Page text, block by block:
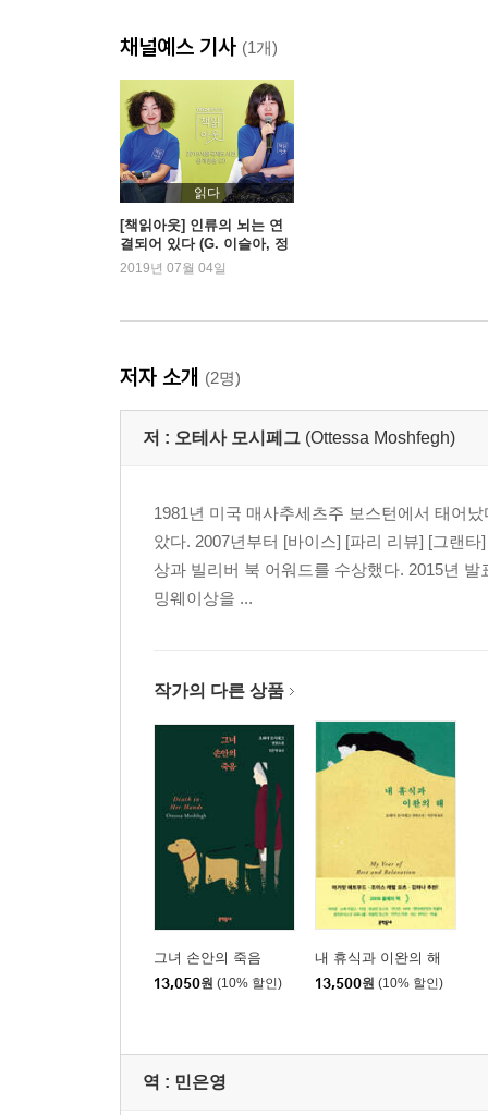
채널예스 기사 (1개)
읽다
[책읽아웃] 인류의 뇌는 연
결되어 있다 (G. 이슬아, 정
세랑 작가)
2019년 07월 04일
저자 소개 (2명)
저 : 오테사 모시페그 (Ottessa Moshfegh)
1981년 미국 매사추세츠주 보스턴에서 태어
았다. 2007년부터 [바이스] [파리 리뷰] [그랜
상과 빌리버 북 어워드를 수상했다. 2015년
밍웨이상을 ...
작가의 다른 상품
그녀 손안의 죽음
13,050원 (10% 할인)
내 휴식과 이완의 해
13,500원 (10% 할인)
역 : 민은영